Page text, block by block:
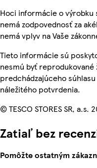
Hoci informácie o výrobku
nemá zodpovednosť za
nemá vplyv na Vaše
Tieto informácie sú
nesmú byť reprodukované
predchádzajúceho
náležitého potvrdenia.
© TESCO STORES SR, a.s.
Zatiaľ bez
Pomôžte ostatným